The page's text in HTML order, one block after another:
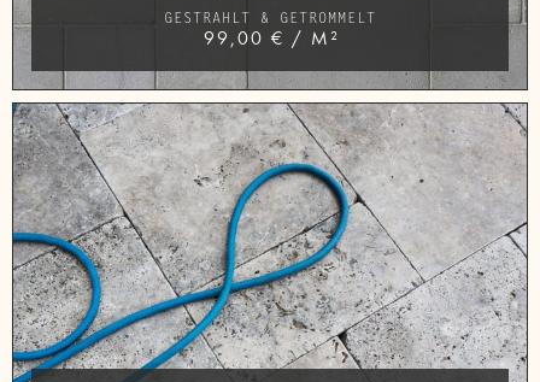
GESTRAHLT & GETROMMELT
99,00€ / M²